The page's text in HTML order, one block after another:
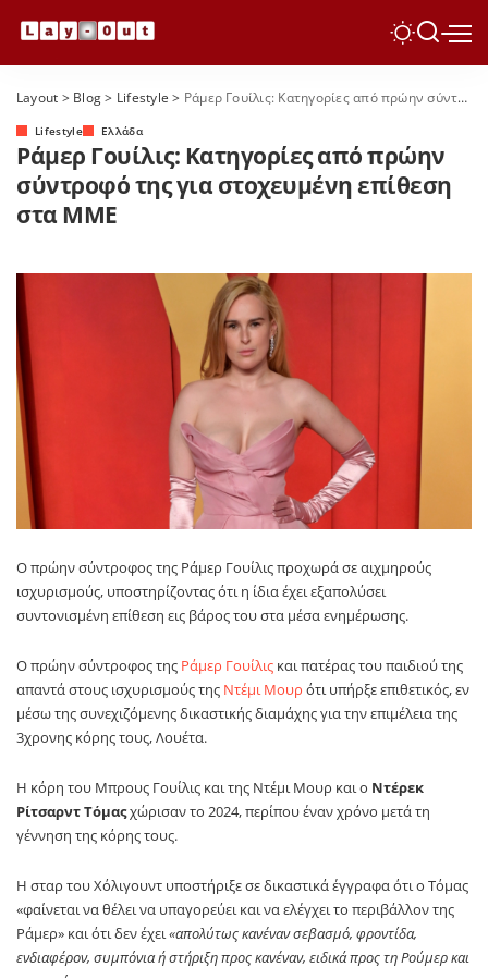
Layout > Blog> Lifestyle > Ράμερ Γουίλις: Κατηγορίες από πρώην σύντροφό της για στοχευμένη επίθεση στα ΜΜΕ
Lifestyle Ελλάδα
Ράμερ Γουίλις: Κατηγορίες από πρώην
σύντροφό της για στοχευμένη επίθεση
στα ΜΜΕ
Ο πρώην σύντροφος της Ράμερ Γουίλιςπροχωρά σε αιχμηρούς
ισχυρισμούς, υποστηρίζοντας ότι η ίδια έχει εξαπολύσει
συντονισμένη επίθεση εις βάρος του στα μέσα ενημέρωσης.
Ο πρώην σύντροφος της Ράμερ Γουίλις και πατέρας του παιδιού της
απαντά στους ισχυρισμούς της Ντέμι Μουρ ότι υπήρξε επιθετικός, εν
μέσω της συνεχιζόμενης δικαστικής διαμάχης για την επιμέλεια της
3χρονης κόρης τους, Λουέτα.
Η κόρη του Μπρους Γουίλις και της Ντέμι Μουρ και ο Ντέρεκ
Ρίτσαρντ Τόμαςχώρισαν το 2024, περίπου έναν χρόνο μετά τη
γέννηση της κόρης τους.
Η σταρ του Χόλιγουντ υποστήριξε σε δικαστικά έγγραφα ότι ο Τόμας
«φαίνεται να θέλει να υπαγορεύει και να ελέγχει το περιβάλλον της
Ράμερ» και ότι δεν έχει«απολύτως κανέναν σεβασμό, φροντίδα,
ενδιαφέρον, συμπόνια ή στήριξη προς κανέναν, ειδικά προς τη Ρούμερ και